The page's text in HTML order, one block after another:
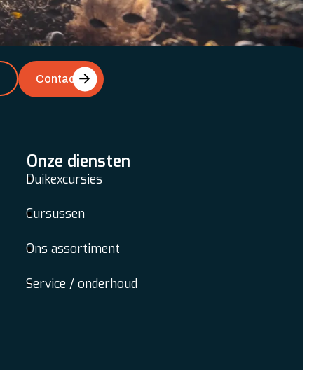
Contact
Onze diensten
Duikexcursies
Cursussen
Ons assortiment
Service / onderhoud